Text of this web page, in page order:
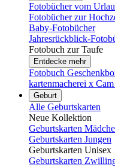
Fotobücher vom
Fotobücher zur
Baby-Fotobücher
Jahresrückblick-
Fotobuch zur Taufe
Entdecke mehr
Fotobuch
kartenmacherei x
Geburt
Alle Geburtskarten
Neue Kollektion
Geburtskarten
Geburtskarten Jungen
Geburtskarten Unisex
Geburtskarten